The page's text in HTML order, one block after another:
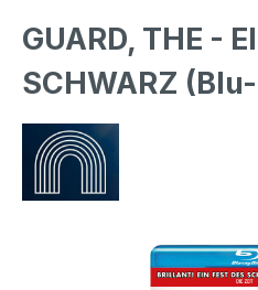
GUARD, THE -
SCHWARZ
Bildergalerie überspringen